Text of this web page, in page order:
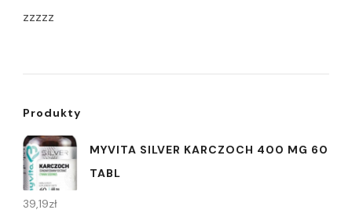
zzzzz
Produkty
MYVITA SILVER KARCZOCH 400 MG 60
TABL
39,19zł